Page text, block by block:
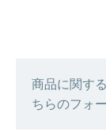
商品に関す
ちらのフォ